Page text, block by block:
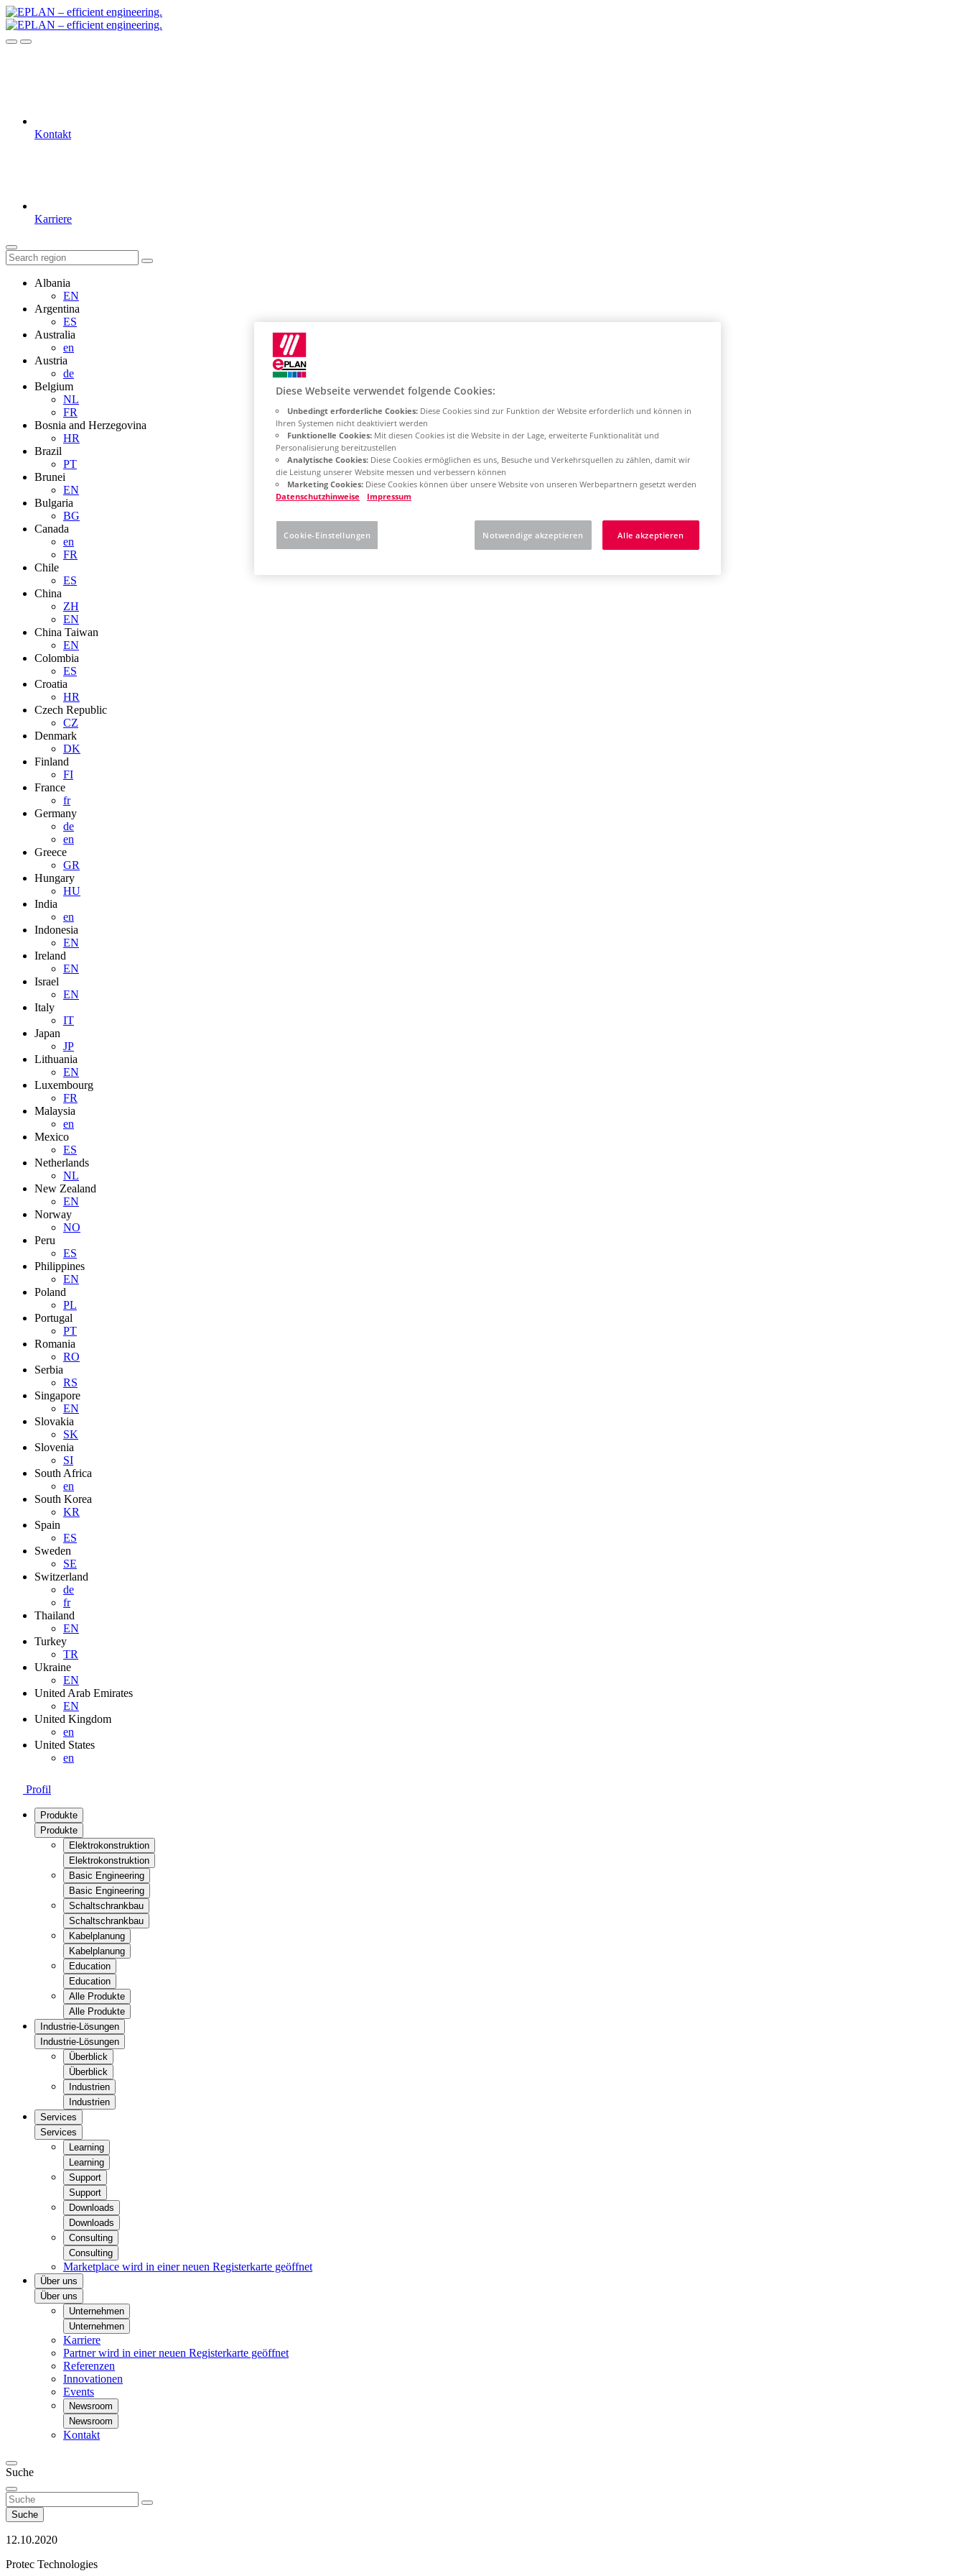
Kontakt
Karriere
Albania
EN
Argentina
ES
Australia
en
Austria
de
Belgium
NL
FR
Bosnia and Herzegovina
HR
Brazil
PT
Brunei
EN
Bulgaria
BG
Canada
en
FR
Chile
ES
China
ZH
EN
China Taiwan
EN
Colombia
ES
Croatia
HR
Czech Republic
CZ
Denmark
DK
Finland
FI
France
fr
Germany
de
en
Greece
GR
Hungary
HU
India
en
Indonesia
EN
Ireland
EN
Israel
EN
Italy
IT
Japan
JP
Lithuania
EN
Luxembourg
FR
Malaysia
en
Mexico
ES
Netherlands
NL
New Zealand
EN
Norway
NO
Peru
ES
Philippines
EN
Poland
PL
Portugal
PT
Romania
RO
Serbia
RS
Singapore
EN
Slovakia
SK
Slovenia
SI
South Africa
en
South Korea
KR
Spain
ES
Sweden
SE
Switzerland
de
fr
Thailand
EN
Turkey
TR
Ukraine
EN
United Arab Emirates
EN
United Kingdom
en
United States
en
Profil
Produkte
Produkte
Elektrokonstruktion
Elektrokonstruktion
Basic Engineering
Basic Engineering
Schaltschrankbau
Schaltschrankbau
Kabelplanung
Kabelplanung
Education
Education
Alle Produkte
Alle Produkte
Industrie-Lösungen
Industrie-Lösungen
Überblick
Überblick
Industrien
Industrien
Services
Services
Learning
Learning
Support
Support
Downloads
Downloads
Consulting
Consulting
Marketplace wird in einer neuen Registerkarte geöffnet
Über uns
Über uns
Unternehmen
Unternehmen
Karriere
Partnerwird in einer neuen Registerkarte geöffnet
Referenzen
Innovationen
Events
Newsroom
Newsroom
Kontakt
Suche
Suche
12.10.2020
Protec Technologies
Diese Webseite verwendet folgende Cookies:
Unbedingt erforderliche Cookies: Diese Cookies sind zur Funktion der Website erforderlich und können in
Ihren Systemen nicht deaktiviert werden
Funktionelle Cookies: Mit diesen Cookies ist die Website in der Lage, erweiterte Funktionalität und
Personalisierung bereitzustellen
Analytische Cookies: Diese Cookies ermöglichen es uns, Besuche und Verkehrsquellen zu zählen, damit wir
die Leistung unserer Website messen und verbessern können
Marketing Cookies: Diese Cookies können über unsere Website von unseren Werbepartnern gesetzt werden
Datenschutzhinweise
Impressum
Notwendige akzeptieren Alle akzeptieren
Cookie-Einstellungen